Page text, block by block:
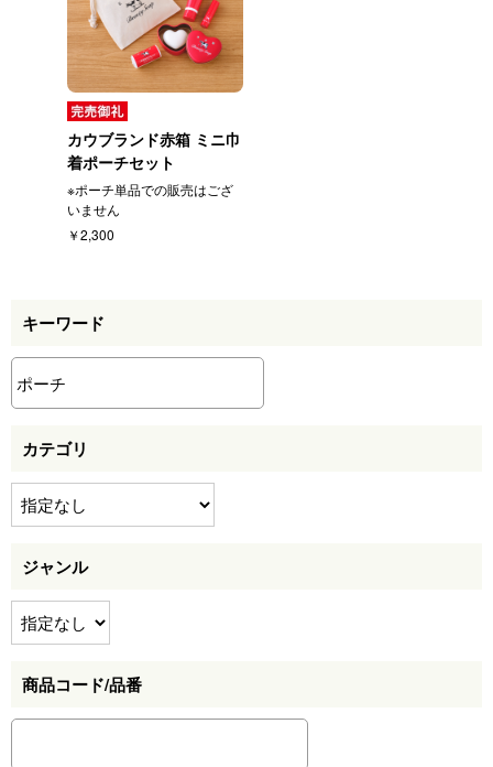
カウブランド赤箱 ミニ巾
着ポーチセット
※ポーチ単品での販売はござ
いません
￥2,300
キーワード
カテゴリ
ジャンル
商品コード/品番